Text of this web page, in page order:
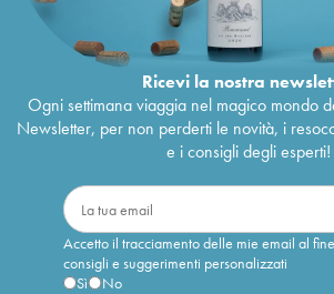
Ricevi la nostra
Ogni settimana viaggia nel magico mondo
Newsletter, per non perderti le novità, i
e i consigli degli esperti!
Accetto il tracciamento delle mie email al
consigli e suggerimenti personalizzati
Sì
No